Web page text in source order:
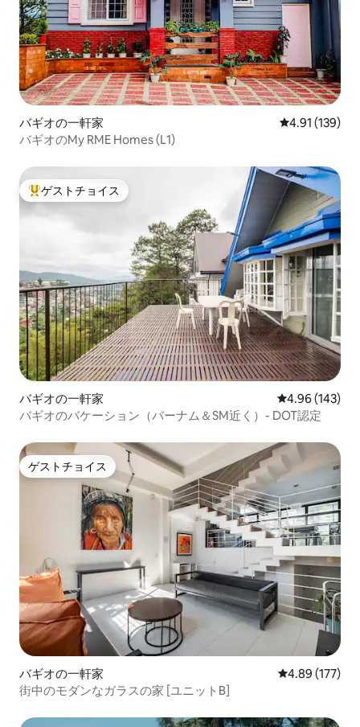
バギオの一軒家 レビュー139
4.91 (139)
バギオのMy RME Homes (L1)
大好評のゲストチョイスです。
ゲストチョイス
バギオの一軒家 レビュー143
4.96 (143)
バギオのバケーション（バーナム＆SM近く）- DOT認定
ゲストチョイス
ゲストチョイス
バギオの一軒家 レビュー177
4.89 (177)
街中のモダンなガラスの家 [ユニットB]